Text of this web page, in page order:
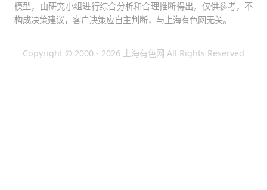
模型，由研究小组进行综合分析和合理推断得出，仅供参考，不
构成决策建议，客户决策应自主判断，与上海有色网无关。
Copyright © 2000 - 2026 上海有色网 All Rights Reserved